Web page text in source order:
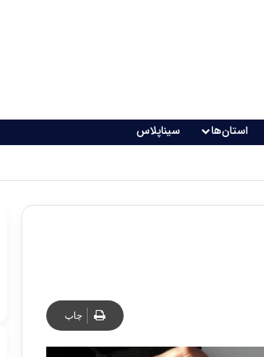
استان‌ها سیناپلاس
چاپ